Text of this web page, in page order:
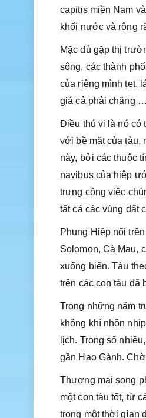
capitis miền Nam
khối nước và rộng
Mặc dù gặp thị
sông, các thành
của riêng mình tet,
giá cả phải chăng
Điều thú vị là nó có
với bề mặt của tàu,
này, bởi các thuộc
navibus của hiệp
trưng công việc
tất cả các vùng đất
Phụng Hiệp nổi
Solomon, Cà Mau,
xuống biển. Tàu
trên các con tàu đã
Trong những năm
không khí nhộn
lịch. Trong số
gần Hao Gành.
Thương mại song
một con tàu tốt, từ
trong một thời gian